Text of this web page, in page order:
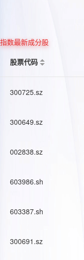
指数最新成分股
股票代码
300725.sz
300649.sz
002838.sz
603986.sh
603387.sh
300691.sz